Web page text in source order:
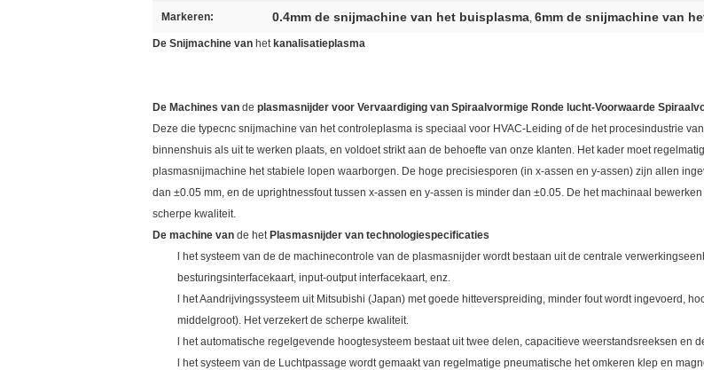
Markeren: 0.4mm de snijmachine van het buisplasma, 6mm de snijmachine van
De Snijmachine van het kanalisatieplasma
De Machines van de plasmasnijder voor Vervaardiging van Spiraalvormige Ronde lucht-Voorwaarde
Deze die typecnc snijmachine van het controleplasma is speciaal voor HVAC-Leiding of de het procesindustrie
binnenshuis als uit te werken plaats, en voldoet strikt aan de behoefte van onze klanten. Het kader moet
plasmasnijmachine het stabiele lopen waarborgen. De hoge precisiesporen (in x-assen en y-assen) zijn allen
dan ±0.05 mm, en de uprightnessfout tussen x-assen en y-assen is minder dan ±0.05. De het machinaal
scherpe kwaliteit.
De machine van de het Plasmasnijder van technologiespecificaties
l het systeem van de de machinecontrole van de plasmasnijder wordt bestaan uit de centrale
besturingsinterfacekaart, input-output interfacekaart, enz.
l het Aandrijvingssysteem uit Mitsubishi (Japan) met goede hitteverspreiding, minder fout wordt ingevoerd,
middelgroot). Het verzekert de scherpe kwaliteit.
l het automatische regelgevende hoogtesysteem bestaat uit twee delen, capacitieve weerstandsreeksen en
l het systeem van de Luchtpassage wordt gemaakt van regelmatige pneumatische het omkeren klep en